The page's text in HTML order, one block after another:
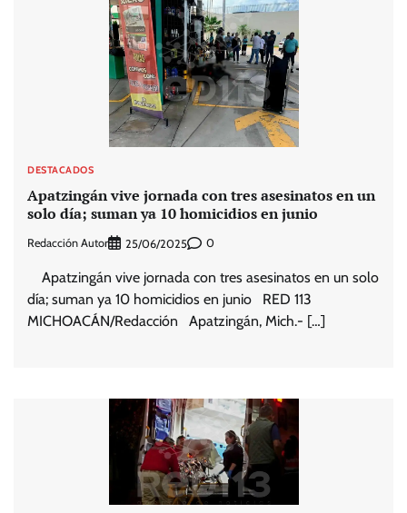
DESTACADOS
Apatzingán vive jornada con tres asesinatos en un
solo día; suman ya 10 homicidios en junio
Redacción Autor 25/06/2025 0
Apatzingán vive jornada con tres asesinatos en un solo
día; suman ya 10 homicidios en junio RED 113
MICHOACÁN/Redacción Apatzingán, Mich.- […]